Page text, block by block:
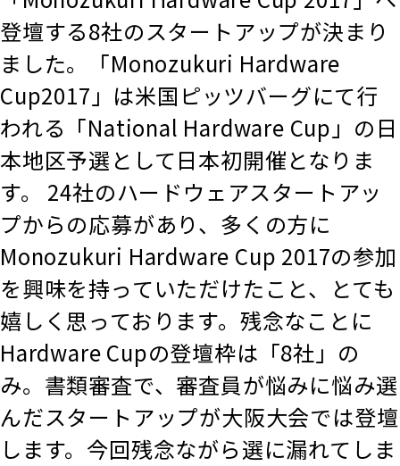
登壇する8社のスタートアップが決まり
ました。「Monozukuri Hardware
Cup2017」は米国ピッツバーグにて行
われる「National Hardware Cup」の日
本地区予選として日本初開催となりま
す。 24社のハードウェアスタートアッ
プからの応募があり、多くの方に
Monozukuri Hardware Cup 2017の参加
を興味を持っていただけたこと、とても
嬉しく思っております。残念なことに
Hardware Cupの登壇枠は「8社」の
み。書類審査で、審査員が悩みに悩み選
んだスタートアップが大阪大会では登壇
します。今回残念ながら選に漏れてしま